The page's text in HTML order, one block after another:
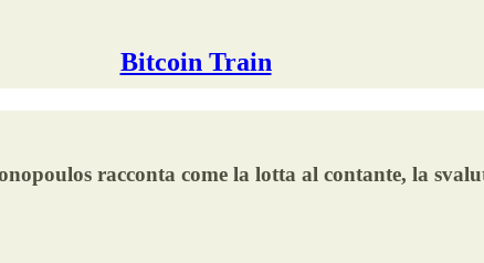
Bitcoin Train
racconta come la lotta al contante, la